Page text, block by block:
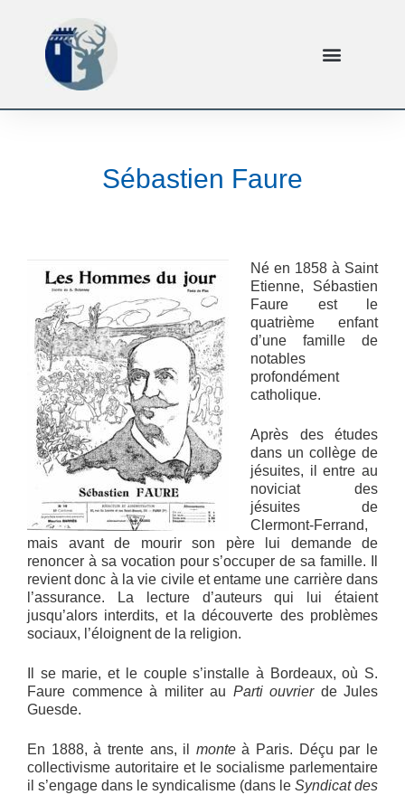
Sébastien Faure
Né en 1858 à Saint
Etienne, Sébastien
Faure est le
quatrième enfant
d’une famille de
notables
profondément
catholique.
Après des études
dans un collège de
jésuites, il entre au
noviciat des
jésuites de
Clermont-Ferrand,
mais avant de mourir son père lui demande de
renoncer à sa vocation pour s’occuper de sa famille. Il
revient donc à la vie civile et entame une carrière dans
l’assurance. La lecture d’auteurs qui lui étaient
jusqu’alors interdits, et la découverte des problèmes
sociaux, l’éloignent de la religion.
Il se marie, et le couple s’installe à Bordeaux, où S.
Faure commence à militer au Parti ouvrier de Jules
Guesde.
En 1888, à trente ans, il monteà Paris. Déçu par le
collectivisme autoritaire et le socialisme parlementaire
il s’engage dans le syndicalisme (dans le Syndicat des